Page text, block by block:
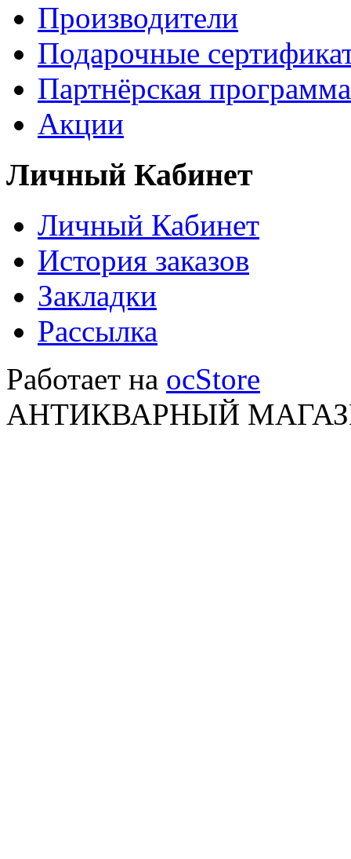
Производители
Подарочные
Партнёрская программа
Акции
Личный Кабинет
Личный Кабинет
История заказов
Закладки
Рассылка
Работает на ocStore
АНТИКВАРНЫЙ